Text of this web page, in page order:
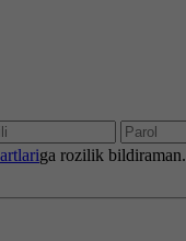
ga rozilik bildiraman.